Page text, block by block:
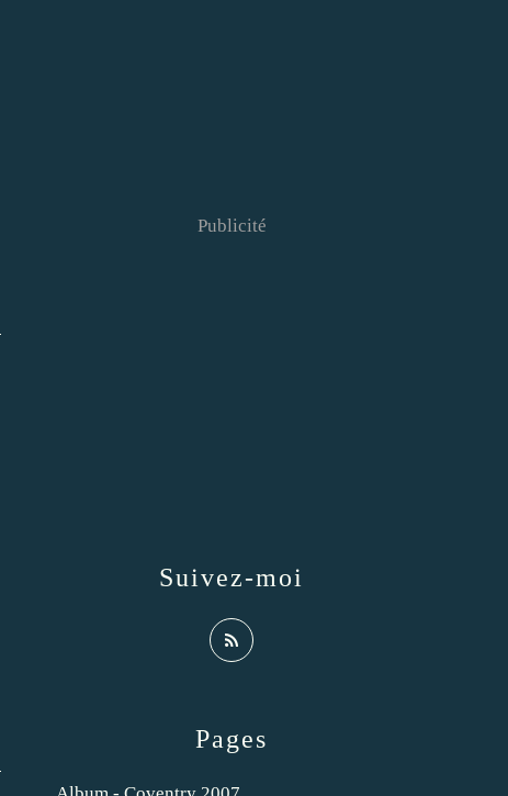
Pages
Suivez-moi
Publicité